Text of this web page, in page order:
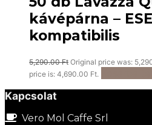
kávépárna –
kompatibilis
5,290.00Ft Original price was:
price is: 4,690.00 Ft.
Kapcsolat
Vero Mol Caffe Srl